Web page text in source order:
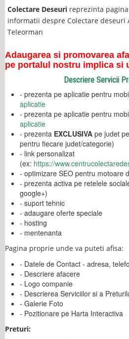
Colectare Deseuri reprezinta
informatii despre Colectare deseuri
Teleorman
Adaugarea si promovarea
pe portalul nostru implica si
Descriere Servicii
- prezenta pe aplicatie pentru
aplicatie
- prezenta pe aplicatie pentru
aplicatie
- prezenta EXCLUSIVA pe judet
pentru fiecare judet/categorie)
- link personalizat
(ex: https://
- optimizare SEO pentru motoare
- prezenta activa pe retelele
google+)
- suport tehnic
- adaugare oferte speciale
- hosting
- mentenanta
Pagina proprie unde va puteti afisa:
- Datele de Contact - adresa,
- Descriere afacere
- Logo companie
- Descrierea Serviciilor si a
- Galerie Foto
- Pozitionare pe Harta Interactiva
Preturi: